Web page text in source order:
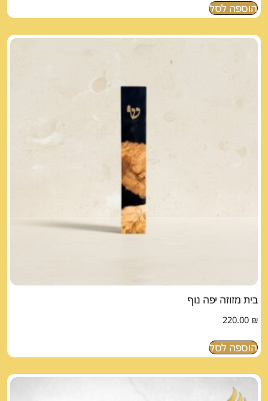
הוספה לסל
בית מזוזה יפה נוף
220.00 ₪
הוספה לסל